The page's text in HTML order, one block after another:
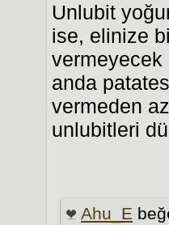
Unlubit
ise, elinize
vermeyecek
anda
vermeden
unlubitleri
Ahu_E